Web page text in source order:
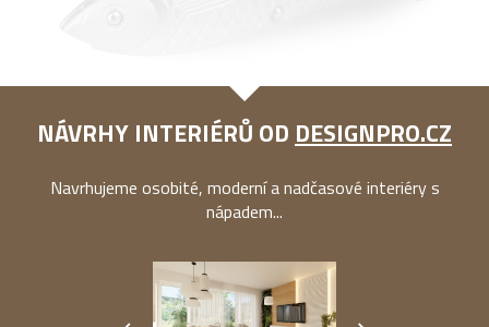
NÁVRHY INTERIÉRŮ OD DESIGNPRO.CZ
Navrhujeme osobité, moderní a nadčasové interiéry s
nápadem...